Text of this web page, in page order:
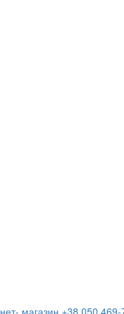
магазин +38 050